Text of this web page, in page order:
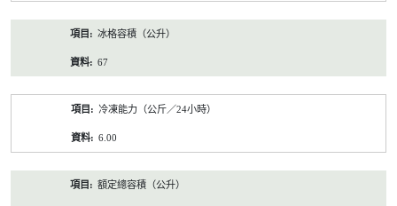
冰格容積（公升）
67
冷凍能力（公斤／24小時）
6.00
額定總容積（公升）